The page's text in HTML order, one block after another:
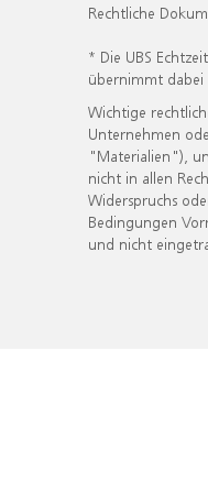
Rechtliche
* Die UBS
übernimmt
Wichtige
Unternehmen
"Materialien"),
nicht in allen
Widerspruchs
Bedingungen
und nicht